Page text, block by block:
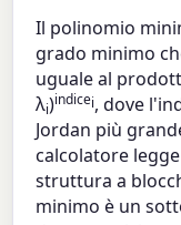
Il polinomio
grado minimo
uguale al
λi)indicei, dove
Jordan più
calcolatore
struttura a
minimo è un